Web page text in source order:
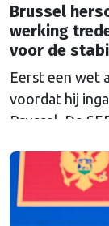
Brussel
werking
voor de
Eerst een wet
voordat hij
Brussel. De
wetten maakt?